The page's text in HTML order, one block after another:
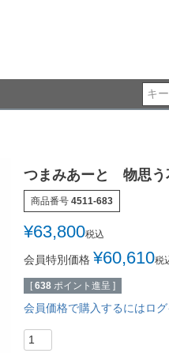
つまみあーと 物思う
商品番号 4511-683
¥63,800税込
会員特別価格 ¥60,610税
[ 638 ポイント進呈 ]
会員価格で購入するにはログ